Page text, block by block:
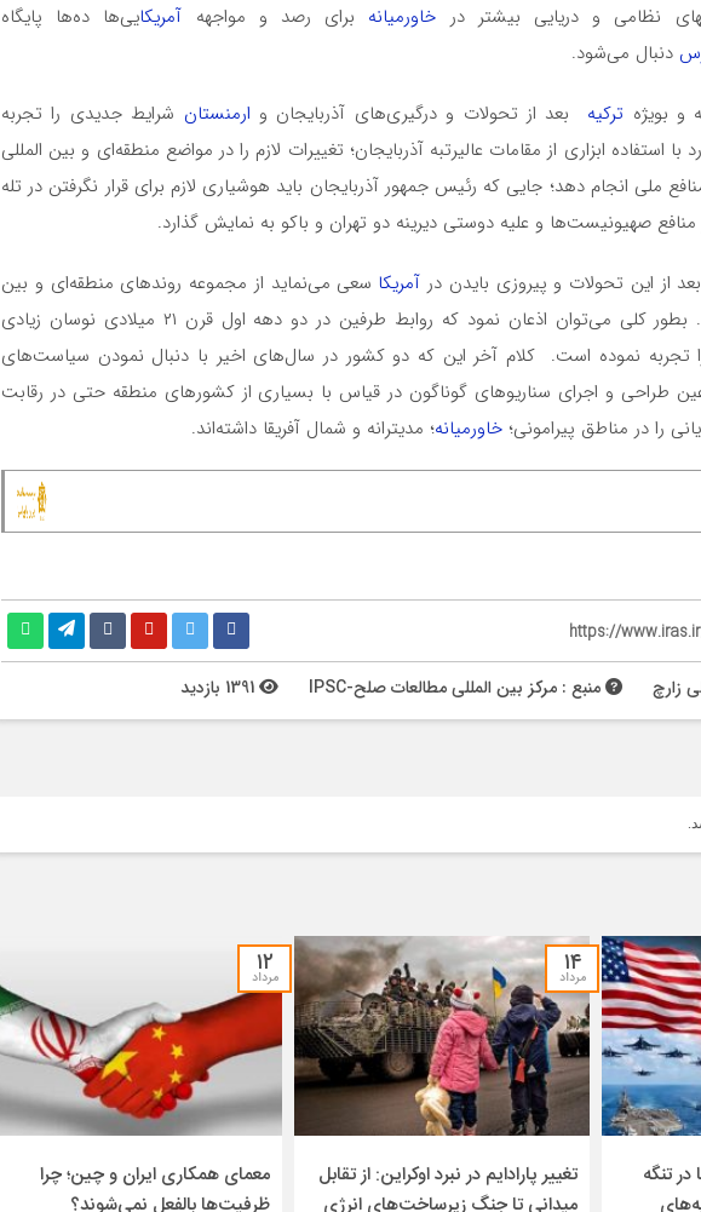
نظامی و دریایی بیشتر در خاورمیانه برای رصد و مواجهه آمریکایی‌ها ده‌ها پایگاه
دنبال می‌شود.
و بویژه ترکیه بعد از تحولات و درگیری‌های آذربایجان و ارمنستان شرایط جدیدی را تجربه
با استفاده ابزاری از مقامات عالیرتبه آذربایجان؛ تغییرات لازم را در مواضع منطقه‌ای و بین المللی
ملی انجام دهد؛ جایی که رئیس جمهور آذربایجان باید هوشیاری لازم برای قرار نگرفتن در تله
منافع صهیونیست‌ها و علیه دوستی دیرینه دو تهران و باکو به نمایش گذارد.
از این تحولات و پیروزی بایدن در آمریکا سعی می‌نماید از مجموعه روندهای منطقه‌ای و بین
المللی بهره حداکثری ببرد. بطور کلی می‌توان اذعان نمود که روابط طرفین در دو دهه اول قرن ۲۱ میلادی نوسان زیادی
تجربه نموده است. کلام آخر این که دو کشور در سال‌های اخیر با دنبال نمودن سیاست‌های
و اجرای سناریوهای گوناگون در قیاس با بسیاری از کشورهای منطقه حتی در رقابت
را در مناطق پیرامونی؛ خاورمیانه؛ مدیترانه و شمال آفریقا داشته‌اند.
https://
زارچ منبع : مرکز بین المللی مطالعات صلح-IPSC
تنگه
نظریه‌های
۱۴
مرداد
تغییر پارادایم در نبرد اوکراین: از تقابل
میدانی تا جنگ زیرساخت‌های انرژی
۱۲
مرداد
معمای همکاری ایران و چین؛ چرا
ظرفیت‌ها بالفعل نمی‌شوند؟